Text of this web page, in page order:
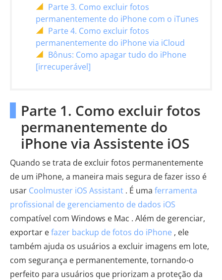
Parte 3. Como excluir fotos
permanentemente do iPhone com o iTunes
Parte 4. Como excluir fotos
permanentemente do iPhone via iCloud
Bônus: Como apagar tudo do iPhone
[irrecuperável]
Parte 1. Como excluir fotos
permanentemente do
iPhone via Assistente iOS
Quando se trata de excluir fotos permanentemente
de um iPhone, a maneira mais segura de fazer isso é
usar Coolmuster iOS Assistant . É uma ferramenta
profissional de gerenciamento de dados iOS
compatível com Windows e Mac . Além de gerenciar,
exportar efazer backup de fotos do iPhone , ele
também ajuda os usuários a excluir imagens em lote,
com segurança e permanentemente, tornando-o
perfeito para usuários que priorizam a proteção da